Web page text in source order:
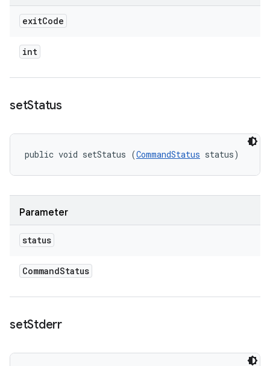
exitCode
int
setStatus
public void setStatus (CommandStatus status)
Parameter
status
CommandStatus
setStderr